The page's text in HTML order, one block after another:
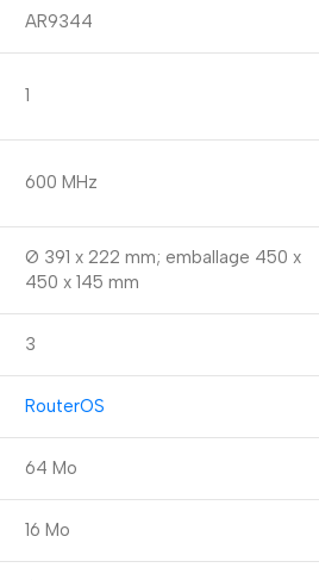
AR9344
1
600 MHz
Ø 391 x 222 mm; emballage 450 x
450 x 145 mm
3
RouterOS
64 Mo
16 Mo